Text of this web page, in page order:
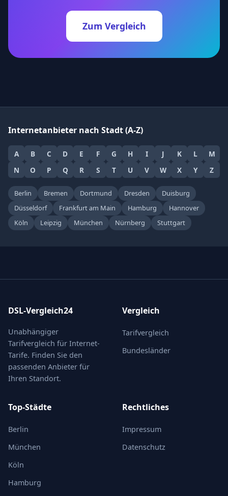
Zum Vergleich
Internetanbieter nach Stadt (A-Z)
A B C D E F G H I J K L
M
N
O P Q R S T U V W X Y Z
Berlin Bremen Dortmund Dresden
Duisburg
Düsseldorf
Frankfurt am Main Hamburg
Hannover
Köln
Leipzig München Nürnberg Stuttgart
DSL-Vergleich24
Unabhängiger
Tarifvergleich für Internet-
Tarife. Finden Sie den
passenden Anbieter für
Ihren Standort.
Vergleich
Tarifvergleich
Bundesländer
Top-Städte
Berlin
München
Köln
Hamburg
Rechtliches
Impressum
Datenschutz